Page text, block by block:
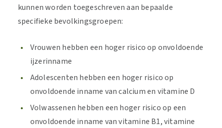
kunnen worden toegeschreven aan bepaalde
specifieke bevolkingsgroepen:
Vrouwen hebben een hoger risico op onvoldoende
ijzerinname
Adolescenten hebben een hoger risico op
onvoldoende inname van calcium en vitamine D
Volwassenen hebben een hoger risico op een
onvoldoende inname van vitamine B1, vitamine